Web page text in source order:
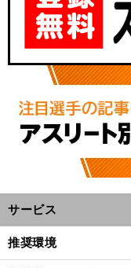
サービス
推奨環境